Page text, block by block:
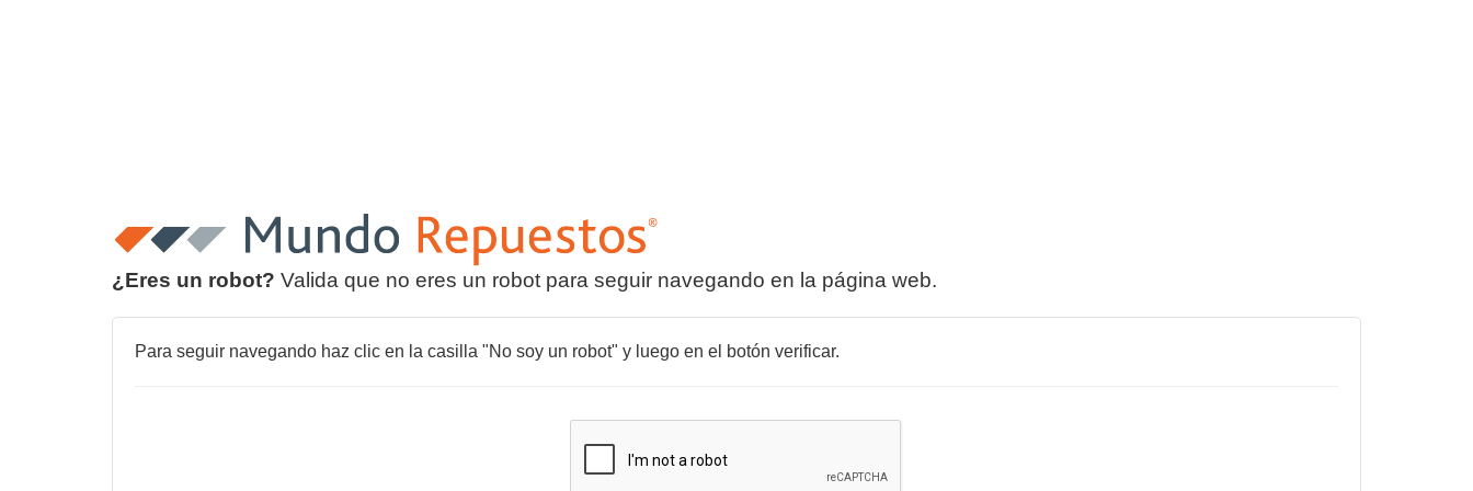
¿Eres un robot? Valida que no eres un robot para seguir navegando en la página web.
Para seguir navegando haz clic en la casilla "No soy un robot" y luego en el botón verificar.